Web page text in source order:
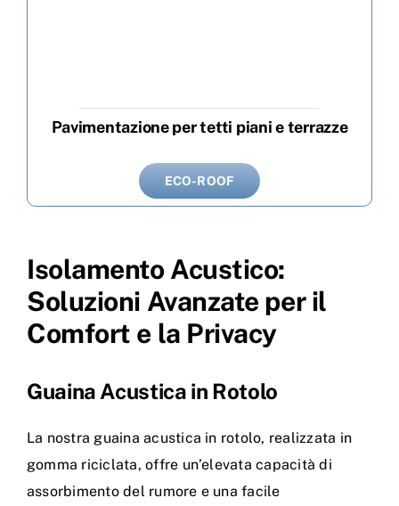
Pavimentazione per tetti piani e terrazze
ECO-ROOF
Isolamento Acustico:
Soluzioni Avanzate per il
Comfort e la Privacy
Guaina Acustica in Rotolo
La nostra guaina acustica in rotolo, realizzata in
gomma riciclata, offre un’elevata capacità di
assorbimento del rumore e una facile